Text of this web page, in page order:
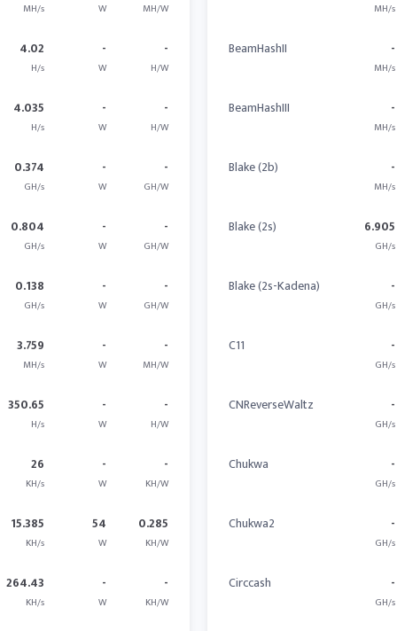
MH/s W MH/W
4.02
H/s
-
W
-
H/W
4.035
H/s
-
W
-
H/W
0.374
GH/s
-
W
-
GH/W
0.804
GH/s
-
W
-
GH/W
0.138
GH/s
-
W
-
GH/W
3.759
MH/s
-
W
-
MH/W
350.65
H/s
-
W
-
H/W
26
KH/s
-
W
-
KH/W
15.385
KH/s
54
W
0.285
KH/W
264.43
KH/s
-
W
-
KH/W
MH/s
BeamHashII -
MH/s
BeamHashIII -
MH/s
Blake (2b) -
MH/s
Blake (2s) 6.905
GH/s
Blake (2s-Kadena) -
GH/s
C11 -
GH/s
CNReverseWaltz -
GH/s
Chukwa -
GH/s
Chukwa2 -
GH/s
Circcash -
GH/s